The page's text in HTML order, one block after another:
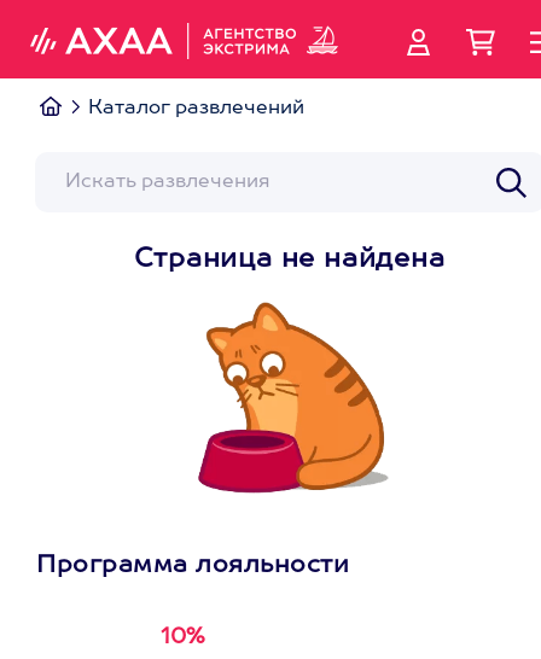
Каталог развлечений
Страница не найдена
Программа лояльности
10%